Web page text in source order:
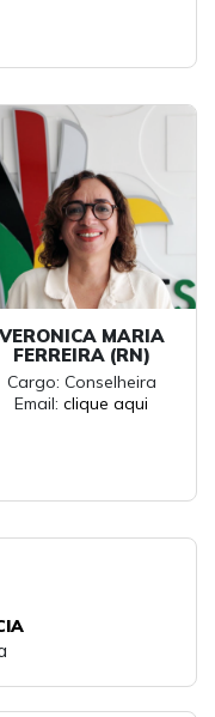
VERONICA MARIA
FERREIRA (RN)
Cargo: Conselheira
Email: clique aqui